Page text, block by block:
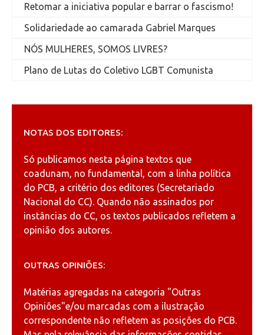
Retomar a iniciativa popular e barrar o fascismo!
Solidariedade ao camarada Gabriel Marques
NÓS MULHERES, SOMOS LIVRES?
Plano de Lutas do Coletivo LGBT Comunista
NOTAS DOS EDITORES:
Só publicamos nesta página textos que
coadunam, no fundamental, com a linha política
do PCB, a critério dos editores (Secretariado
Nacional do CC). Quando não assinados por
instâncias do CC, os textos publicados refletem a
opinião dos autores.
OUTRAS OPINIÕES:
Matérias agregadas na categoria "Outras
Opiniões"e/ou marcadas com a ilustração
correspondente não refletem as posições do PCB.